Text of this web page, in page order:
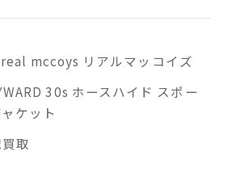
mccoys リアルマッコイズ
30s ホースハイド スポー
ケット
取